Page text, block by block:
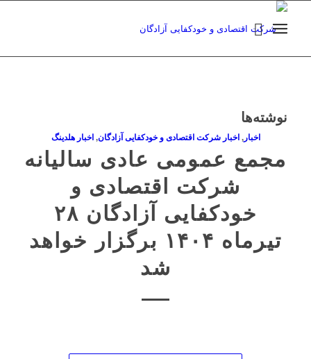
نوشته‌ها
اخبار,اخبار شرکت اقتصادی و خودکفایی آزادگان,اخبار هلدینگ
مجمع عمومی عادی سالیانه
شرکت اقتصادی و
خودکفایی آزادگان ۲۸
تیرماه ۱۴۰۴ برگزار خواهد
شد